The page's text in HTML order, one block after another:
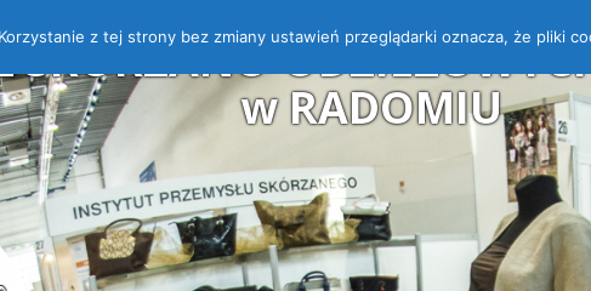
SKÓRZANO-
w RADOMIU
z tej strony bez zmiany ustawień przeglądarki oznacza, że pliki